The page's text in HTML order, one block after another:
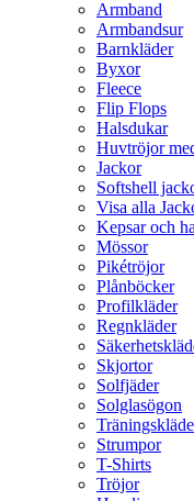
Armband
Armbandsur
Barnkläder
Byxor
Fleece
Flip Flops
Halsdukar
Huvtröjor
Jackor
Softshell
Visa alla
Kepsar och
Mössor
Pikétröjor
Plånböcker
Profilkläder
Regnkläder
Skjortor
Solfjäder
Solglasögon
Strumpor
T-Shirts
Tröjor